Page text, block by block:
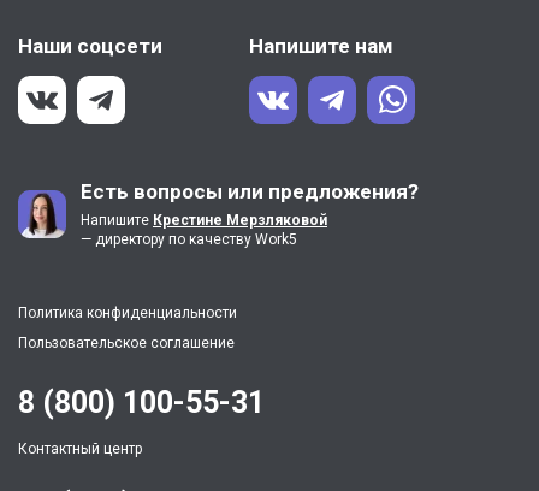
Наши соцсети Напишите нам
Есть вопросы или предложения?
Напишите Крестине Мерзляковой
— директору по качеству Work5
Политика конфиденциальности
Пользовательское соглашение
8 (800) 100-55-31
Контактный центр